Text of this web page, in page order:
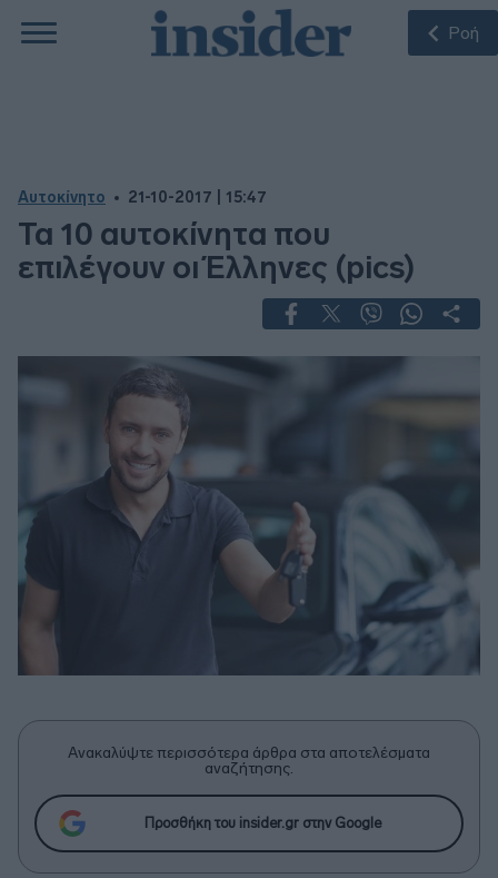
Ροή
Αυτοκίνητο 21-10-2017 | 15:47
Τα 10 αυτοκίνητα που
επιλέγουν οι Έλληνες (pics)
Ανακαλύψτε περισσότερα άρθρα στα αποτελέσματα
αναζήτησης.
Προσθήκη του insider.gr στην Google